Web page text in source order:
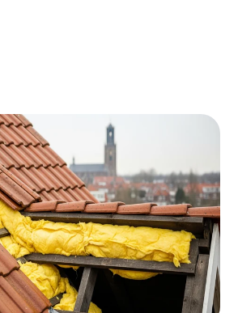
en merk je dat je
blijft stijgen? Dakisolatie kan
besparen op je gasrekening. In
met veel woningen uit de
als Drielanden en Waterfront,
zolder vaak de grootste
huis.